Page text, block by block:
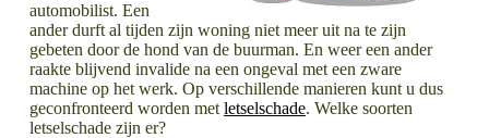
automobilist. Een
ander durft al tijden zijn woning niet meer uit na te zijn
gebeten door de hond van de buurman. En weer een ander
raakte blijvend invalide na een ongeval met een zware
machine op het werk. Op verschillende manieren kunt u dus
geconfronteerd worden met letselschade. Welke soorten
letselschade zijn er?